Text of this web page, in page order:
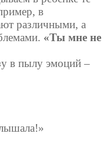
в
различными, а
«Ты мне не
в пылу эмоций –